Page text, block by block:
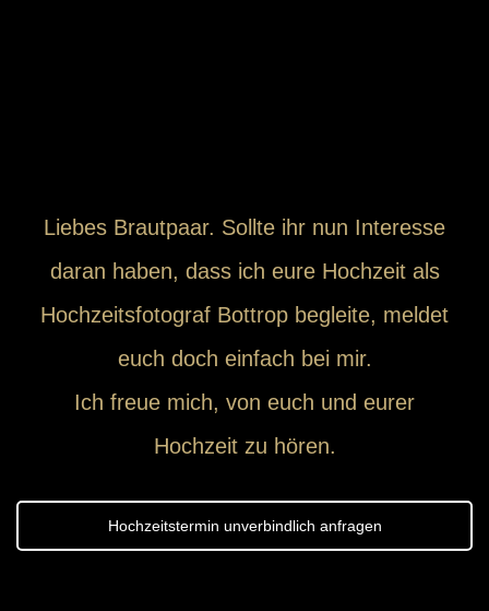
Liebes Brautpaar. Sollte ihr nun Interesse
daran haben, dass ich eure Hochzeit als
Hochzeitsfotograf Bottrop begleite, meldet
euch doch einfach bei mir.
Ich freue mich, von euch und eurer
Hochzeit zu hören.
Hochzeitstermin unverbindlich anfragen